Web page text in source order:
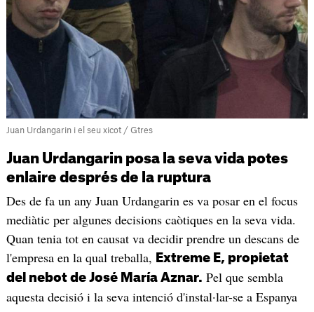
Juan Urdangarin i el seu xicot / Gtres
Juan Urdangarin posa la seva vida potes
enlaire després de la ruptura
Des de fa un any Juan Urdangarin es va posar en el focus
mediàtic per algunes decisions caòtiques en la seva vida.
Quan tenia tot en causat va decidir prendre un descans de
l'empresa en la qual treballa,
Extreme E, propietat
del nebot de José María Aznar. Pel que sembla
aquesta decisió i la seva intenció d'instal·lar-se a Espanya